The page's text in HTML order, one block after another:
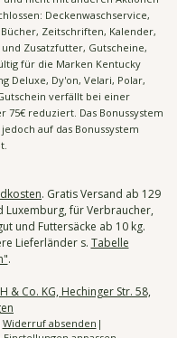
Deckenwaschservice,
Zeitschriften, Kalender,
Zusatzfutter, Gutscheine,
für die Marken Kentucky
Deluxe, Dy'on, Velari, Polar,
verfällt bei einer
75€ reduziert. Das Bonussystem
auf das Bonussystem
. Gratis Versand ab 129
für Verbraucher,
und Futtersäcke ab 10 kg.
Lieferländer s. Tabelle
.
& Co. KG, Hechinger Str. 58,
Widerruf absenden